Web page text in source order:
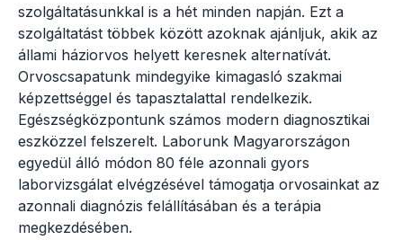
szolgáltatásunkkal is a hét minden napján. Ezt a
szolgáltatást többek között azoknak ajánljuk, akik az
állami háziorvos helyett keresnek alternatívát.
Orvoscsapatunk mindegyike kimagasló szakmai
képzettséggel és tapasztalattal rendelkezik.
Egészségközpontunk számos modern diagnosztikai
eszközzel felszerelt. Laborunk Magyarországon
egyedül álló módon 80 féle azonnali gyors
laborvizsgálat elvégzésével támogatja orvosainkat az
azonnali diagnózis felállításában és a terápia
megkezdésében.